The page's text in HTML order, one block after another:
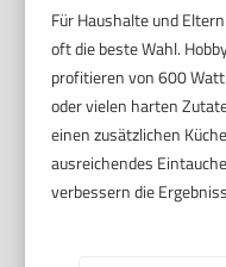
Für Haushalte und
oft die beste Wahl.
profitieren von 600
oder vielen harten
einen zusätzlichen
ausreichendes
verbessern die